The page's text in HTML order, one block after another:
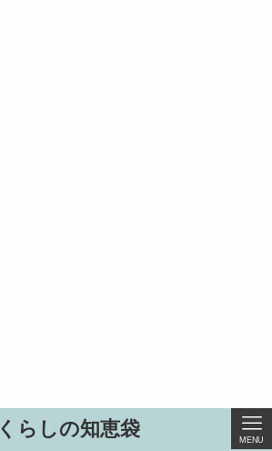
くらしの知恵袋 MENU